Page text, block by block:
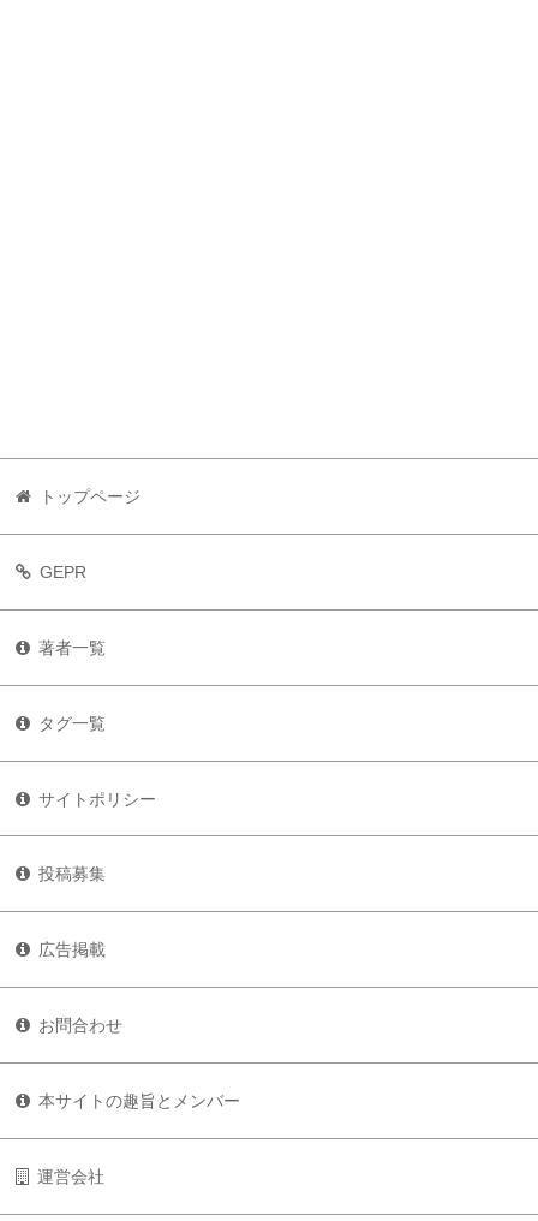
トップページ
GEPR
著者一覧
タグ一覧
サイトポリシー
投稿募集
広告掲載
お問合わせ
本サイトの趣旨とメンバー
運営会社